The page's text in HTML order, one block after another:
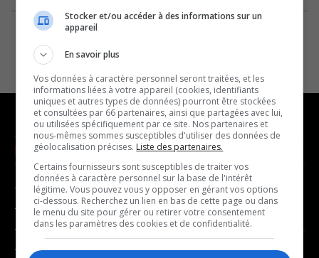
NOUVELLES
- Affaires municipales
- Communauté / Social
- Culture
- Économie
MUSIQUE
- Décompte franco
- Joué récemment
BALADOS
Stocker et/ou accéder à des informations sur un
appareil
En savoir plus
Vos données à caractère personnel seront traitées, et les
informations liées à votre appareil (cookies, identifiants
uniques et autres types de données) pourront être stockées
et consultées par 66 partenaires, ainsi que partagées avec lui,
ou utilisées spécifiquement par ce site. Nos partenaires et
nous-mêmes sommes susceptibles d'utiliser des données de
géolocalisation précises. Liste des partenaires.
Certains fournisseurs sont susceptibles de traiter vos
données à caractère personnel sur la base de l'intérêt
légitime. Vous pouvez vous y opposer en gérant vos options
ci-dessous. Recherchez un lien en bas de cette page ou dans
le menu du site pour gérer ou retirer votre consentement
dans les paramètres des cookies et de confidentialité.